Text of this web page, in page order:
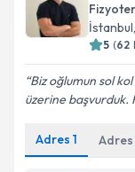
İstanbul
5 (62
Biz oğlumun sol
üzerine başvurduk.
Adres 1 Adres